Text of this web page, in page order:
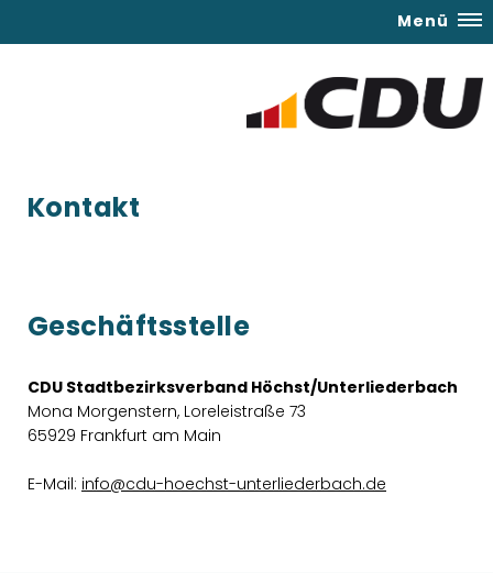
Menü
Kontakt
Geschäftsstelle
CDU Stadtbezirksverband Höchst/Unterliederbach
Mona Morgenstern, Loreleistraße 73
65929 Frankfurt am Main
E-Mail: info@cdu-hoechst-unterliederbach.de